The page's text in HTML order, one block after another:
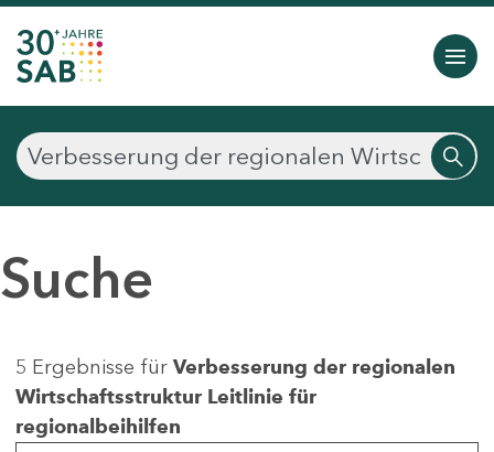
Suche
5 Ergebnisse für Verbesserung der regionalen
Wirtschaftsstruktur Leitlinie für
regionalbeihilfen